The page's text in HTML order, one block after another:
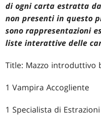
di ogni carta estratta
non presenti in questo
sono rappresentazioni
liste interattive delle
Title: Mazzo introduttivo
1 Vampira Accogliente
1 Specialista di Estrazioni